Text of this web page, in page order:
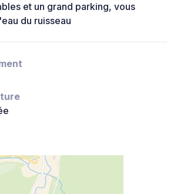
et un grand parking, vous
du ruisseau